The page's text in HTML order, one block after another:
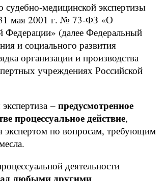
судебно-медицинской экспертизы
мая 2001 г. № 73-ФЗ «О
Федерации» (далее Федеральный
и социального развития
организации и производства
учреждениях Российской
– предусмотренное
процессуальное действие,
экспертом по вопросам, требующим
деятельности